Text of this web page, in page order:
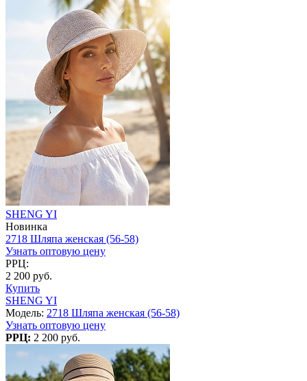
SHENG YI
Новинка
2718 Шляпа женская (56-58)
Узнать оптовую цену
РРЦ:
2 200 руб.
Купить
SHENG YI
Модель: 2718 Шляпа женская (56-58)
Узнать оптовую цену
РРЦ: 2 200 руб.